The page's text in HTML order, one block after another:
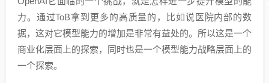
力。通过ToB拿到更多的高质量的，比如说医院内部的数
据，这对它模型能力的增加是非常有益处的。所以这是一个
商业化层面上的探索，同时也是一个模型能力战略层面上的
一个探索。